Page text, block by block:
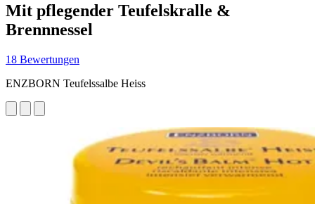
Mit pflegender Teufelskralle &
Brennnessel
18 Bewertungen
ENZBORN Teufelssalbe Heiss